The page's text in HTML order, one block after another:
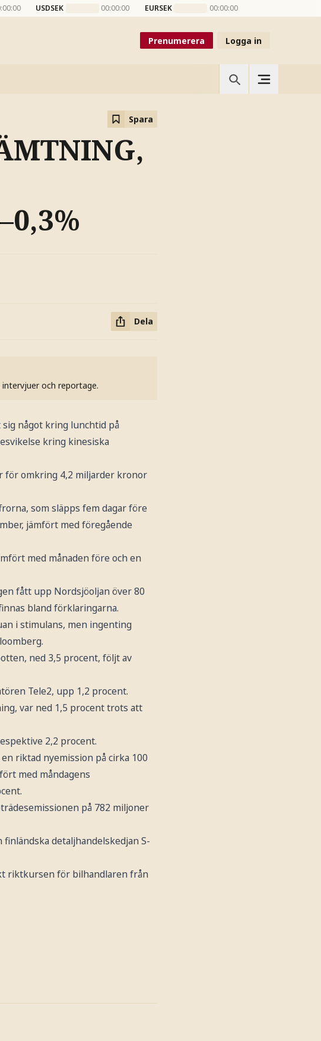
USDSEK 00:00:00 EURSEK 00:00:00
Prenumerera Logga in
Spara
Dela
intervjuer och reportage.
något kring lunchtid på
kring kinesiska
för omkring 4,2 miljarder kronor
som släpps fem dagar före
jämfört med föregående
med månaden före och en
fått upp Nordsjöoljan över 80
bland förklaringarna.
i stimulans, men ingenting
ned 3,5 procent, följt av
Tele2, upp 1,2 procent.
var ned 1,5 procent trots att
2,2 procent.
riktad nyemission på cirka 100
med måndagens
på 782 miljoner
detaljhandelskedjan S-
riktkursen för bilhandlaren från